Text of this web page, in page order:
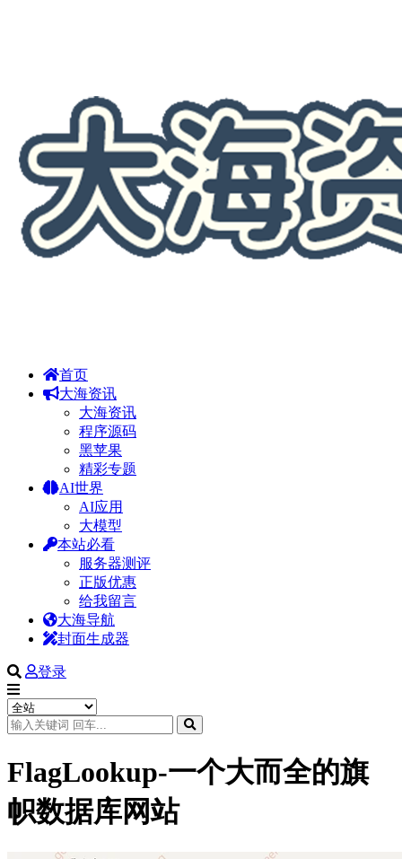
首页
大海资讯
大海资讯
程序源码
黑苹果
精彩专题
AI世界
AI应用
大模型
本站必看
服务器测评
正版优惠
给我留言
大海导航
封面生成器
登录
FlagLookup-一个大而全的旗
帜数据库网站